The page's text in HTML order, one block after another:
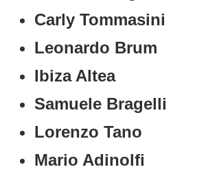
Carly Tommasini
Leonardo Brum
Ibiza Altea
Samuele Bragelli
Lorenzo Tano
Mario Adinolfi